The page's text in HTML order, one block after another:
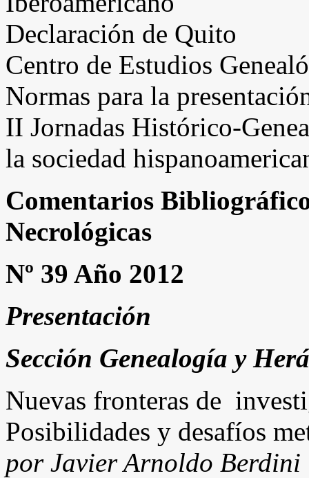
Declaración de Quito
Centro de Estudios
Normas para la
II Jornadas Histórico-
la sociedad
Comentarios
Necrológicas
Nº 39 Año 2012
Presentación
Sección Genealogía y
Nuevas fronteras de
Posibilidades y desafíos
por Javier Arnoldo Berdini